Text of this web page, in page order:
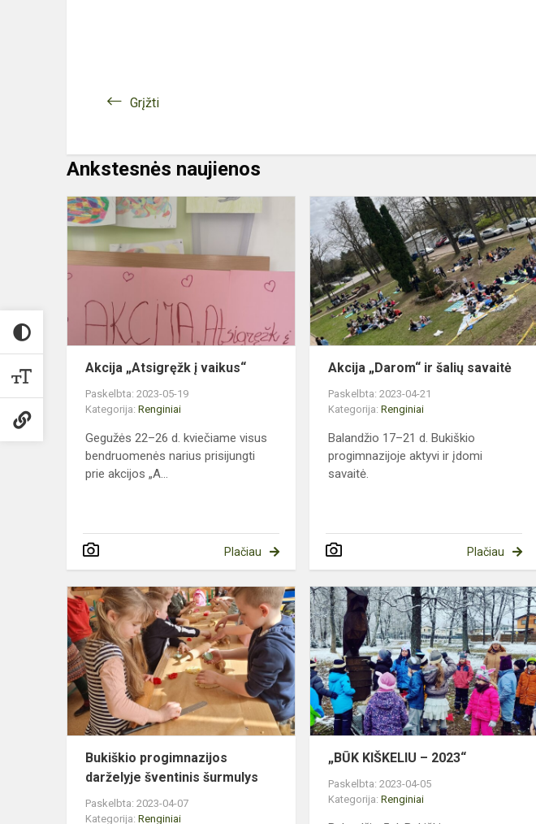
Grįžti
Ankstesnės naujienos
Akcija
„Atsigręžk
vaikus“
Akcija „Atsigręžk į vaikus“
Paskelbta: 2023-05-19
Kategorija: Renginiai
Gegužės 22–26 d. kviečiame visus
bendruomenės narius prisijungti
prie akcijos „A...
Plačiau
Akcija „Darom“ ir šalių savaitė
Paskelbta: 2023-04-21
Kategorija:Renginiai
Balandžio 17–21 d. Bukiškio
progimnazijoje aktyvi ir įdomi
savaitė.
Plačiau
Bukiškio
progimnazijos
darželyje
šventinis
šurmulys
Bukiškio progimnazijos
darželyje šventinis šurmulys
Paskelbta: 2023-04-07
Kategorija: Renginiai
„BŪK KIŠKELIU – 2023“
Paskelbta: 2023-04-05
Kategorija:Renginiai